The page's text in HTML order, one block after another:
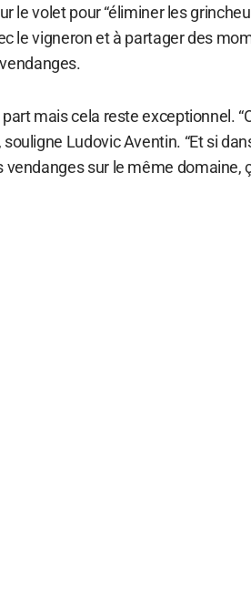
le volet pour “éliminer les
le vigneron et à partager des
mais cela reste exceptionnel.
Ludovic Aventin. “Et si
sur le même domaine,